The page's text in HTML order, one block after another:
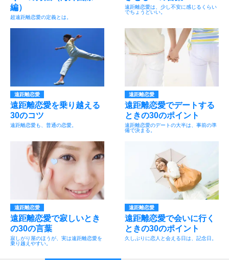
編）
超遠距離恋愛の定義とは。
遠距離恋愛は、少し不安に感じるくらい
でちょうどいい。
遠距離恋愛
遠距離恋愛を乗り越える
30のコツ
遠距離恋愛も、普通の恋愛。
遠距離恋愛
遠距離恋愛でデートする
ときの30のポイント
遠距離恋愛のデートの大半は、事前の準
備で決まる。
遠距離恋愛
遠距離恋愛で寂しいとき
の30の言葉
寂しがり屋のほうが、実は遠距離恋愛を
乗り越えやすい。
遠距離恋愛
遠距離恋愛で会いに行く
ときの30のポイント
久しぶりに恋人と会える日は、記念日。